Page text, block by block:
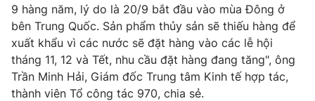
9 hàng năm, lý do là 20/9 bắt đầu vào mùa Đông ở
bên Trung Quốc. Sản phẩm thủy sản sẽ thiếu hàng để
xuất khẩu vì các nước sẽ đặt hàng vào các lễ hội
tháng 11, 12 và Tết, nhu cầu đặt hàng đang tăng", ông
Trần Minh Hải, Giám đốc Trung tâm Kinh tế hợp tác,
thành viên Tổ công tác 970, chia sẻ.